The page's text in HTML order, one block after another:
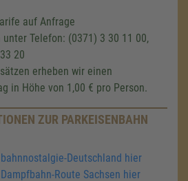
auf Anfrage
Telefon: (0371) 3 30 11 00,
20
erheben wir einen
in Höhe von 1,00 € pro Person.
ZUR PARKEISENBAHN
Deutschland hier
Route Sachsen hier